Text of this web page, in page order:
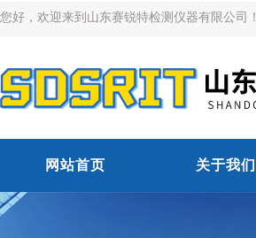
您好，欢迎来到山东赛锐特检测仪器有限公司！
网站首页 关于我们